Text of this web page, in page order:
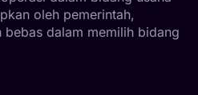
oleh pemerintah,
dalam memilih bidang